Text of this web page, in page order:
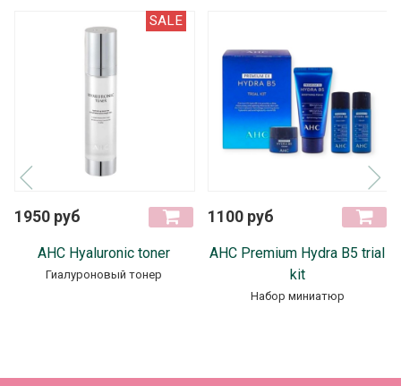
SALE
1950 руб
AHC Hyaluronic toner
Гиалуроновый тонер
1100 руб
АНС Premium Hydra B5 trial
kit
Набор миниатюр